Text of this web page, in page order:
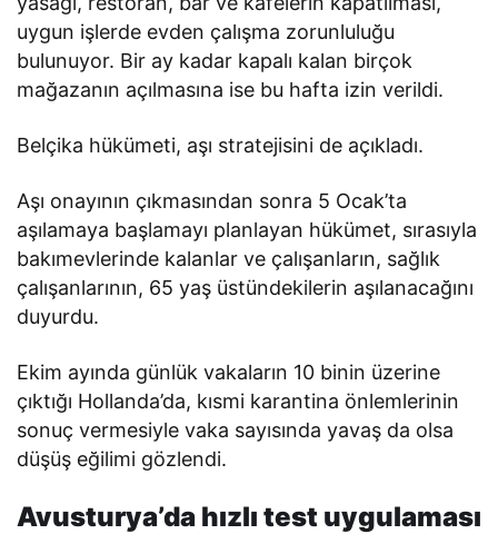
uygun işlerde evden çalışma zorunluluğu
bulunuyor. Bir ay kadar kapalı kalan birçok
mağazanın açılmasına ise bu hafta izin verildi.
Belçika hükümeti, aşı stratejisini de açıkladı.
Aşı onayının çıkmasından sonra 5 Ocak’ta
aşılamaya başlamayı planlayan hükümet, sırasıyla
bakımevlerinde kalanlar ve çalışanların, sağlık
çalışanlarının, 65 yaş üstündekilerin aşılanacağını
duyurdu.
Ekim ayında günlük vakaların 10 binin üzerine
çıktığı Hollanda’da, kısmi karantina önlemlerinin
sonuç vermesiyle vaka sayısında yavaş da olsa
düşüş eğilimi gözlendi.
Avusturya’da hızlı test uygulaması